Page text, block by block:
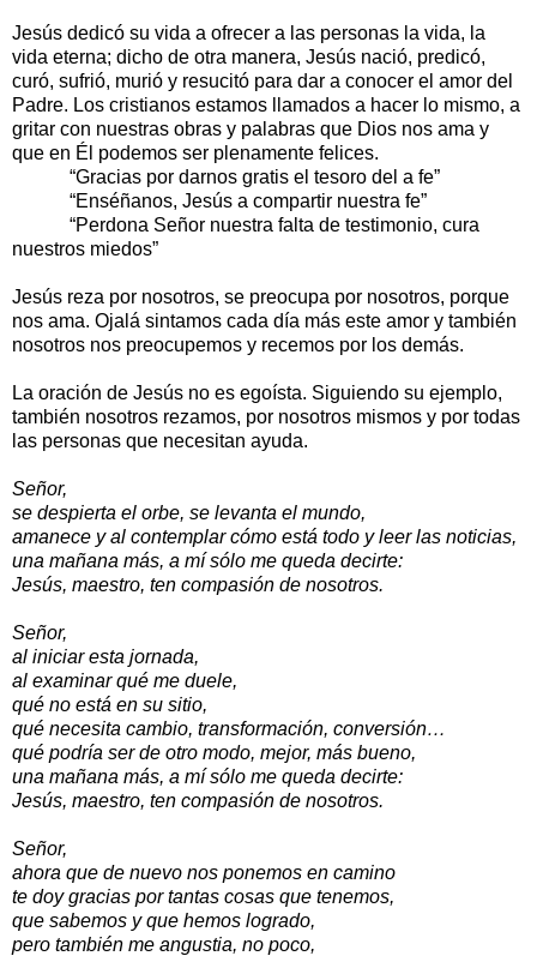
Jesús dedicó su vida a ofrecer a las personas la vida, la
vida eterna; dicho de otra manera, Jesús nació, predicó,
curó, sufrió, murió y resucitó para dar a conocer el amor del
Padre. Los cristianos estamos llamados a hacer lo mismo, a
gritar con nuestras obras y palabras que Dios nos ama y
que en Él podemos ser plenamente felices.
“Gracias por darnos gratis el tesoro del a fe”
“Enséñanos, Jesús a compartir nuestra fe”
“Perdona Señor nuestra falta de testimonio, cura
nuestros miedos”
Jesús reza por nosotros, se preocupa por nosotros, porque
nos ama. Ojalá sintamos cada día más este amor y también
nosotros nos preocupemos y recemos por los demás.
La oración de Jesús no es egoísta. Siguiendo su ejemplo,
también nosotros rezamos, por nosotros mismos y por todas
las personas que necesitan ayuda.
Señor,
se despierta el orbe, se levanta el mundo,
amanece y al contemplar cómo está todo y leer las noticias,
una mañana más, a mí sólo me queda decirte:
Jesús, maestro, ten compasión de nosotros.
Señor,
al iniciar esta jornada,
al examinar qué me duele,
qué no está en su sitio,
qué necesita cambio, transformación, conversión…
qué podría ser de otro modo, mejor, más bueno,
una mañana más, a mí sólo me queda decirte:
Jesús, maestro, ten compasión de nosotros.
Señor,
ahora que de nuevo nos ponemos en camino
te doy gracias por tantas cosas que tenemos,
que sabemos y que hemos logrado,
pero también me angustia, no poco,